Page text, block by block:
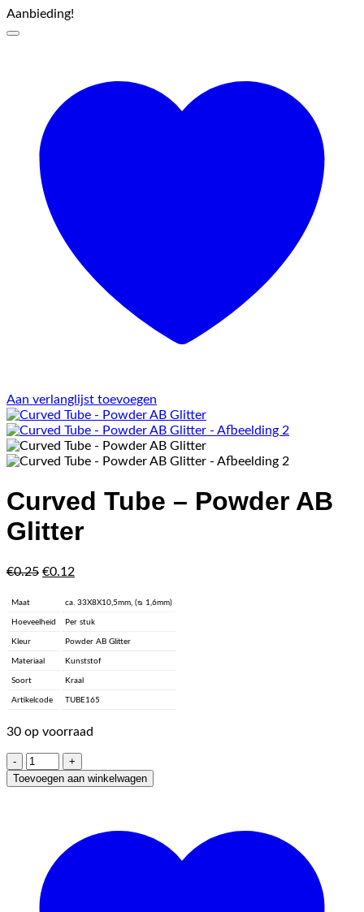
Aanbieding!
Aan verlanglijst toevoegen
Curved Tube – Powder AB
Glitter
€0.25 Oorspronkelijke
was:
€0.25.
€0.12Huidige
is:
€0.12.
Maat ca. 33X8X10,5mm, (ᴓ 1,6mm)
Hoeveelheid Per stuk
Kleur Powder AB Glitter
Materiaal Kunststof
Soort Kraal
Artikelcode TUBE165
30 op voorraad
Curved
Tube
-
Toevoegen aan winkelwagen